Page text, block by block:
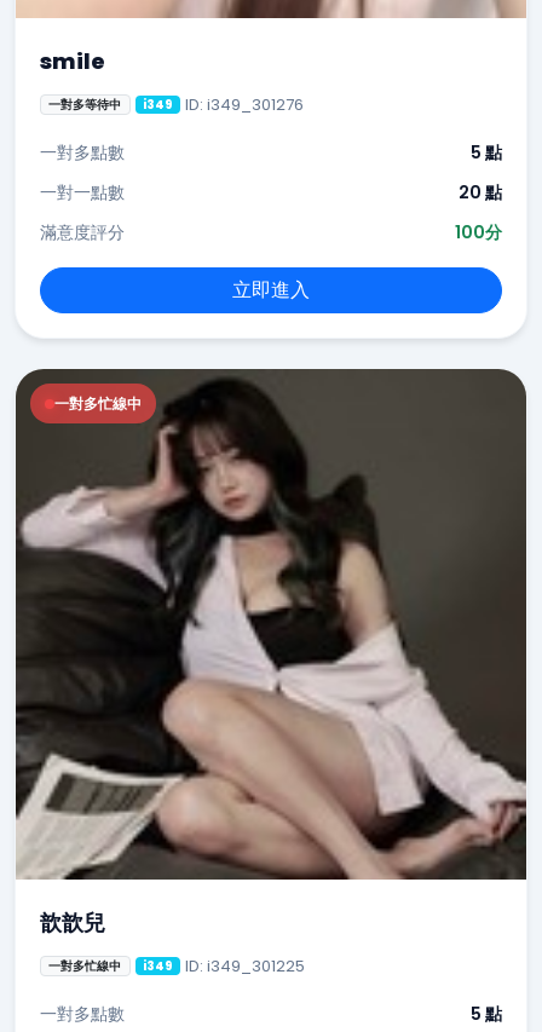
smile
一對多等待中 i349 ID: i349_301276
一對多點數
5 點
一對一點數
20 點
滿意度評分
100分
立即進入
一對多忙線中
歆歆兒
一對多忙線中 i349 ID: i349_301225
一對多點數
5 點